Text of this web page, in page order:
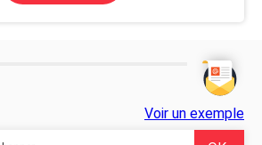
Voir un exemple